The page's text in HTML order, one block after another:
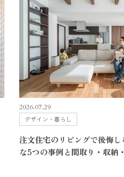
2026.07.29
デザイン・暮らし
注文住宅のリビングで後悔
な5つの事例と間取り・収納